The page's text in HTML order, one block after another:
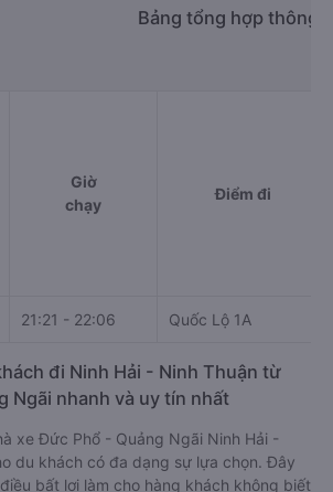
Bảng tổng hợp thông
Giờ
chạy
Điểm đi
21:21 - 22:06 Quốc Lộ 1A
đi Ninh Hải - Ninh Thuận từ
Ngãi nhanh và uy tín nhất
xe Đức Phổ - Quảng Ngãi Ninh Hải -
du khách có đa dạng sự lựa chọn. Đây
bất lợi làm cho hàng khách không biết